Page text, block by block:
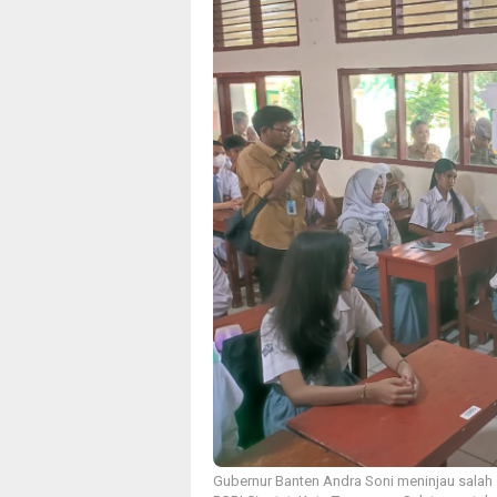
Gubernur Banten Andra Soni meninjau